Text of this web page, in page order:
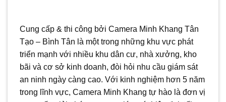
🌼
Cung cấp & thi công bởi Camera Minh Khang Tân
Tạo – Bình Tân là một trong những khu vực phát
triển mạnh với nhiều khu dân cư, nhà xưởng, kho
bãi và cơ sở kinh doanh, đòi hỏi nhu cầu giám sát
an ninh ngày càng cao. Với kinh nghiệm hơn 5 năm
trong lĩnh vực, Camera Minh Khang tự hào là đơn vị